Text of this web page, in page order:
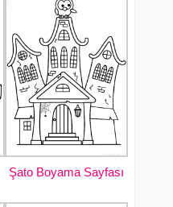
Şato Boyama Sayfası